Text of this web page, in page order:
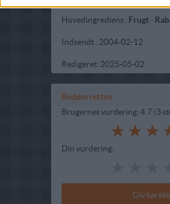
Hovedingrediens : Frugt -
Indsendt : 2004-02-12
Redigeret: 2025-05-02
Bedøm retten
Brugernes vurdering: 4.7 (3
Din vurdering: